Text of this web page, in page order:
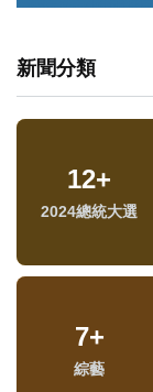
新聞分類
12+
2024總統大選
7+
綜藝